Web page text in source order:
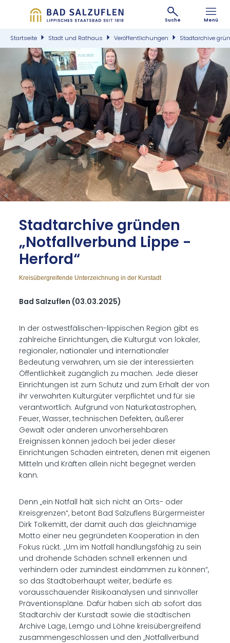
Suche Menü
Startseite Stadt und Rathaus Veröffentlichungen Stadtarchive
©
Stadt­ar­chi­ve grün­den
„Not­fall­ver­bund Lip­pe -
Her­ford“
Kreisübergreifende Unterzeichnung in der Kurstadt
Bad Salzuflen (03.03.2025)
In der ostwestfälischen-lippischen Region gibt es
zahlreiche Einrichtungen, die Kulturgut von lokaler,
regionaler, nationaler und internationaler
Bedeutung verwahren, um sie der interessierten
Öffentlichkeit zugänglich zu machen. Jede dieser
Einrichtungen ist zum Schutz und zum Erhalt der von
ihr verwahrten Kulturgüter verpflichtet und für sie
verantwortlich. Aufgrund von Naturkatastrophen,
Feuer, Wasser, technischen Defekten, äußerer
Gewalt oder anderen unvorhersehbaren
Ereignissen können jedoch bei jeder dieser
Einrichtungen Schäden eintreten, denen mit eigenen
Mitteln und Kräften allein nicht begegnet werden
kann.
Denn „ein Notfall hält sich nicht an Orts- oder
Kreisgrenzen“, betont Bad Salzuflens Bürgermeister
Dirk Tolkemitt, der damit auch das gleichnamige
Motto einer neu gegründeten Kooperation in den
Fokus rückt. „Um im Notfall handlungsfähig zu sein
und drohende Schäden schnell erkennen und
verhindern oder zumindest eindämmen zu können“,
so das Stadtoberhaupt weiter, bedürfe es
vorausschauender Risikoanalysen und sinnvoller
Präventionspläne. Dafür haben sich ab sofort das
Stadtarchiv der Kurstadt sowie die städtischen
Archive Lage, Lemgo und Löhne kreisübergreifend
zusammengeschlossen und den „Notfallverbund